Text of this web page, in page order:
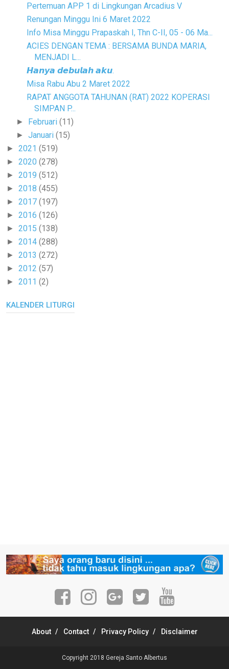
Pertemuan APP 1 di Lingkungan Arcadius V
Renungan Minggu Ini 6 Maret 2022
Info Misa Minggu Prapaskah I, Thn C-II, 05 - 06 Ma...
ACIES DENGAN TEMA : BERSAMA BUNDA MARIA,
MENJADI L...
𝙃𝙖𝙣𝙮𝙖 𝙙𝙚𝙗𝙪𝙡𝙖𝙝 𝙖𝙠𝙪.
Misa Rabu Abu 2 Maret 2022
RAPAT ANGGOTA TAHUNAN (RAT) 2022 KOPERASI
SIMPAN P...
► Februari(11)
►Januari(15)
► 2021 (519)
► 2020 (278)
► 2019 (512)
► 2018 (455)
► 2017 (197)
► 2016 (126)
► 2015 (138)
► 2014 (288)
► 2013 (272)
► 2012 (57)
► 2011 (2)
KALENDER LITURGI
About Contact Privacy Policy Disclaimer
Copyright 2018 Gereja Santo Albertus